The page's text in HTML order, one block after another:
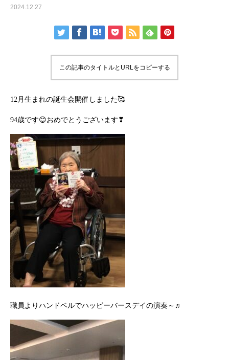
2024.12.27
この記事のタイトルとURLをコピーする
12月生まれの誕生会開催しました🥰
94歳です😊おめでとうございます❣
職員よりハンドベルでハッピーバースデイの演奏～♬